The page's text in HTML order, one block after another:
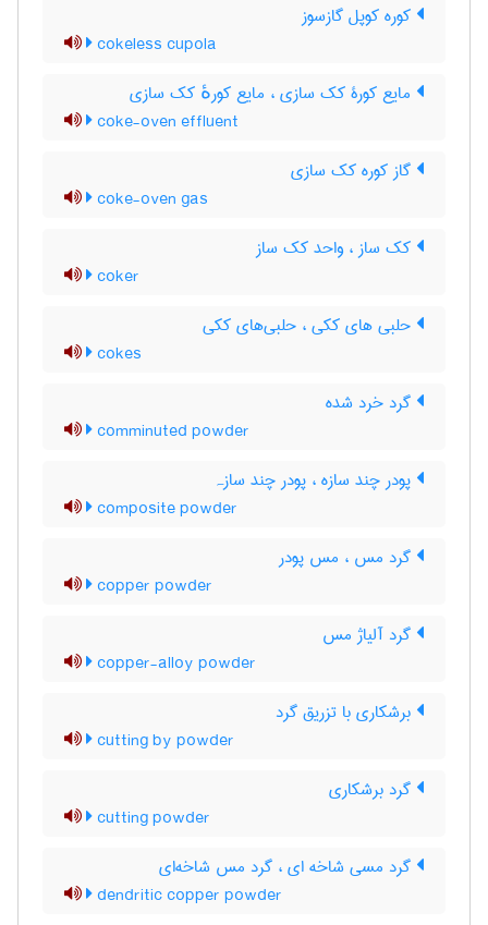
کوره کوپل گازسوز
cokeless cupola
مایع کورۀ کک سازی ، مایع کورهٔ کک سازی
coke-oven effluent
گاز کوره کک سازی
coke-oven gas
کک ساز ، واحد کک ساز
coker
حلبی های ککی ، حلبی‌های ککی
cokes
گرد خرد شده
comminuted powder
پودر چند سازه ، پودر چند سازہ
composite powder
گرد مس ، مس پودر
copper powder
گرد آلیاژ مس
copper-alloy powder
برشکاری با تزریق گرد
cutting by powder
گرد برشکاری
cutting powder
گرد مسی شاخه ای ، گرد مس شاخه‌ای
dendritic copper powder